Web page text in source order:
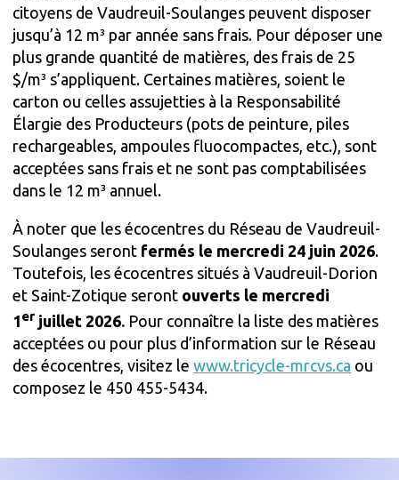
citoyens de Vaudreuil-Soulanges peuvent disposer
jusqu’à 12 m³ par année sans frais. Pour déposer une
plus grande quantité de matières, des frais de 25
$/m³ s’appliquent. Certaines matières, soient le
carton ou celles assujetties à la Responsabilité
Élargie des Producteurs (pots de peinture, piles
rechargeables, ampoules fluocompactes, etc.), sont
acceptées sans frais et ne sont pas comptabilisées
dans le 12 m³ annuel.
À noter que les écocentres du Réseau de Vaudreuil-
Soulanges seront fermés le mercredi 24 juin 2026.
Toutefois, les écocentres situés à Vaudreuil-Dorion
et Saint-Zotique seront ouverts le mercredi
1er juillet 2026. Pour connaître la liste des matières
acceptées ou pour plus d’information sur le Réseau
des écocentres, visitez le www.tricycle-mrcvs.ca ou
composez le 450 455-5434.